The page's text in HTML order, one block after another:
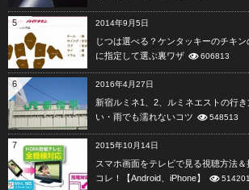
5 2014年9月5日
じつは選べる？ケンタッキーのチキ
に指定して選ぶ裏ワザ
606813
6 2016年4月27日
新宿ルミネ1、2、ルミネエストの行
い・雨でも濡れないコツ
548513
7 2015年10月14日
スマホ画面をテレビで見る視聴方法
コレ！【Android、iPhone】
514201